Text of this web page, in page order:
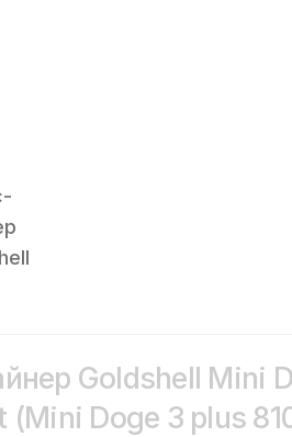
Goldshell Mini
Doge 3 plus